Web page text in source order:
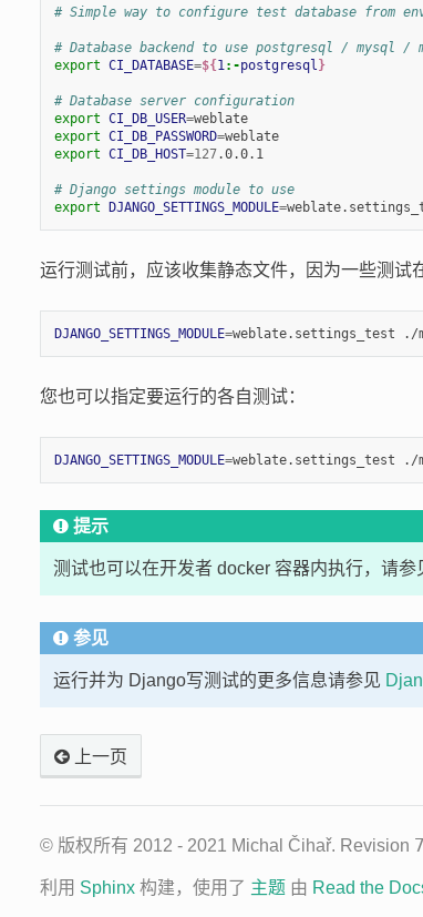
# Simple way to configure test database from
# Database backend to use postgresql / mysql /
export CI_DATABASE=${ 1:-postgresql }
# Database server configuration
export CI_DB_USER=
weblate
export CI_DB_PASSWORD=
weblate
export CI_DB_HOST=127.0.0.1
# Django settings module to use
export
DJANGO_SETTINGS_MODULE=
运行测试前，应该收集静态文件，因为一些测试
DJANGO_SETTINGS_MODULE=
您也可以指定要运行的各自测试：
DJANGO_SETTINGS_MODULE=weblate.settings_test ./
提示
测试也可以在开发者 docker 容器内执行，请参
参见
运行并为 Django写测试的更多信息请参见
上一页
© 版权所有 2012 - 2021 Michal Čihař. Revision
利用 Sphinx构建，使用了 主题 由 Read the